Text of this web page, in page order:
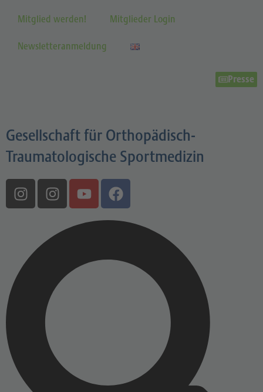
Mitglied werden! Mitglieder Login
Newsletteranmeldung
Presse
Gesellschaft für Orthopädisch-
Traumatologische Sportmedizin